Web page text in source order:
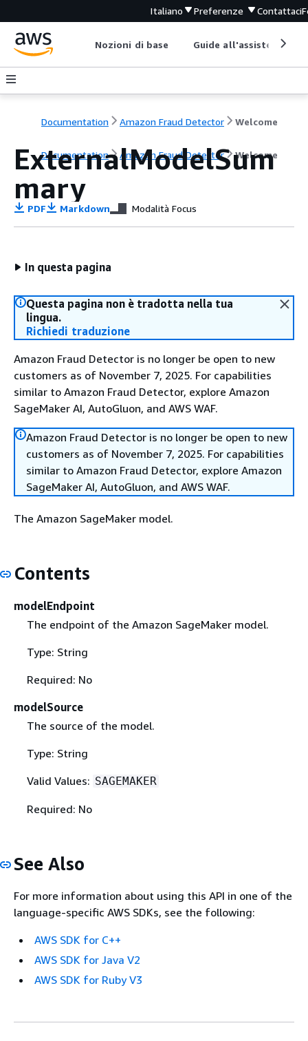
Italiano Preferenze Contattaci
Nozioni di base Guide all'assistenza
Documentation Amazon Fraud Detector Welcome
Documentation Amazon Fraud Detector Welcome
ExternalModelSum
mary
PDF Markdown Modalità Focus
In questa pagina
Questa pagina non è tradotta nella tua
lingua.
Richiedi traduzione
Amazon Fraud Detector is no longer be open to new
customers as of November 7, 2025. For capabilities
similar to Amazon Fraud Detector, explore Amazon
SageMaker AI, AutoGluon, and AWS WAF.
Amazon Fraud Detector is no longer be open to new
customers as of November 7, 2025. For capabilities
similar to Amazon Fraud Detector, explore Amazon
SageMaker AI, AutoGluon, and AWS WAF.
The Amazon SageMaker model.
Contents
modelEndpoint
The endpoint of the Amazon SageMaker model.
Type: String
Required: No
modelSource
The source of the model.
Type: String
Valid Values: SAGEMAKER
Required: No
See Also
For more information about using this API in one of the
language-specific AWS SDKs, see the following:
AWS SDK for C++
AWS SDK for Java V2
AWS SDK for Ruby V3